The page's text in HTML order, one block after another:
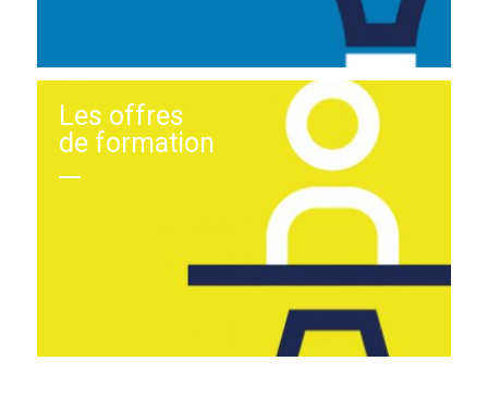
Les offres
de formation